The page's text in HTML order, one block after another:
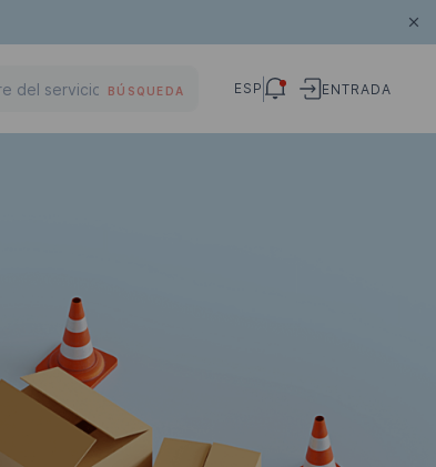
BÚSQUEDA ESP ENTRADA